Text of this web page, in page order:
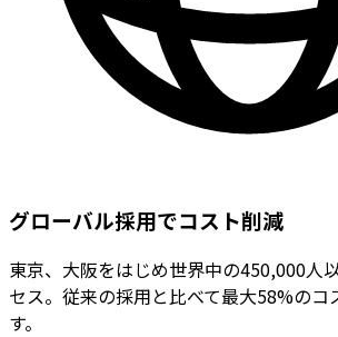
グローバル採用でコスト削減
東京、大阪をはじめ世界中の450,000人
セス。従来の採用と比べて最大58%のコ
す。